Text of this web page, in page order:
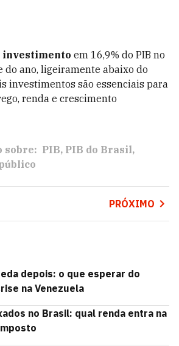
investimento em 16,9% do PIB no
ano, ligeiramente abaixo do
investimentos são essenciais para
renda e crescimento
sobre: PIB PIB do Brasil
PRÓXIMO
depois: o que esperar do
na Venezuela
no Brasil: qual renda entra na